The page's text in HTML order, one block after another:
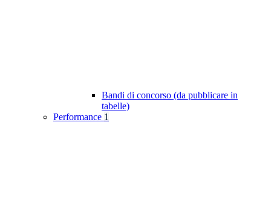
Bandi di concorso (da pubblicare in
tabelle)
Performance 1